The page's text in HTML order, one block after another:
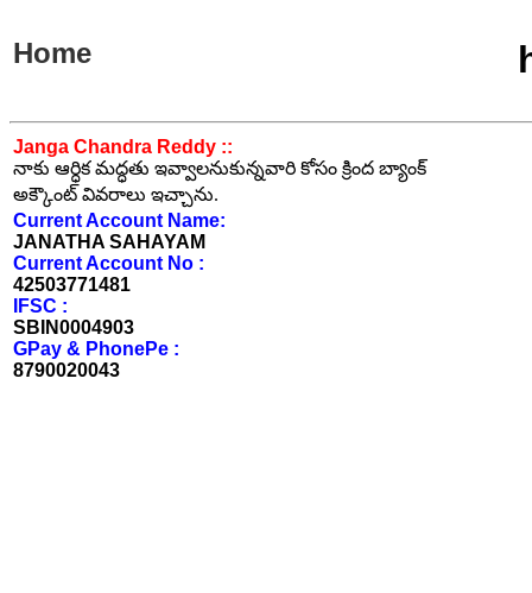
Home
Janga Chandra Reddy ::
నాకు ఆర్ధిక మద్ధతు ఇవ్వాలనుకున్నవారి కోసం క్రింద బ్యాంక్
అక్కౌంట్ వివరాలు ఇచ్చాను.
Current Account Name:
JANATHA SAHAYAM
Current Account No :
42503771481
IFSC :
SBIN0004903
GPay & PhonePe :
8790020043